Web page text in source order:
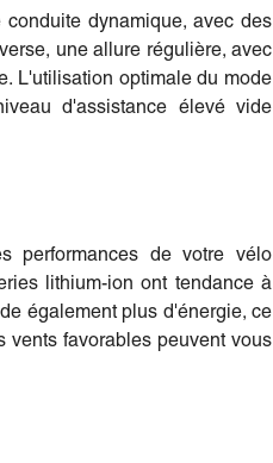
dynamique, avec des
une allure régulière, avec
L'utilisation optimale du mode
d'assistance élevé vide
performances de votre vélo
lithium-ion ont tendance à
également plus d'énergie, ce
vents favorables peuvent vous